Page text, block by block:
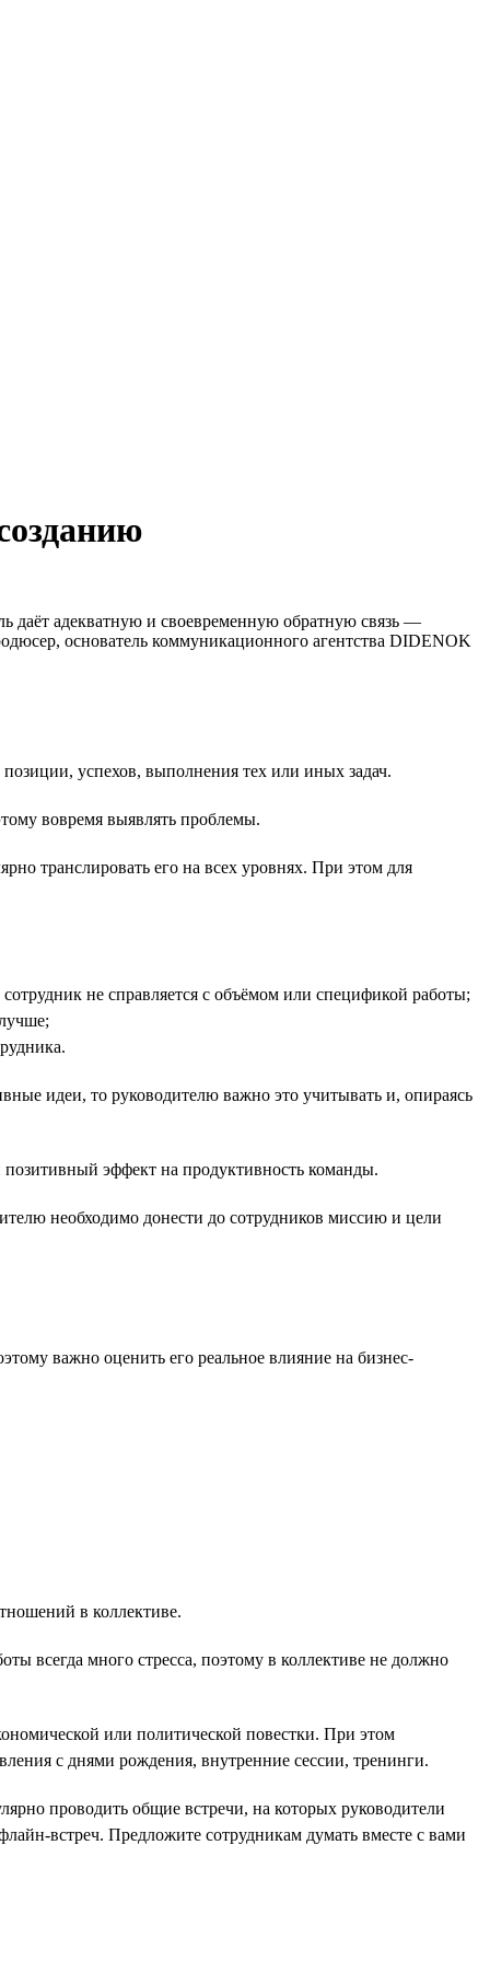
даёт адекватную и своевременную обратную связь —
основатель коммуникационного агентства DIDENOK
успехов, выполнения тех или иных задач.
вовремя выявлять проблемы.
транслировать его на всех уровнях. При этом для
не справляется с объёмом или спецификой работы;
идеи, то руководителю важно это учитывать и, опираясь
позитивный эффект на продуктивность команды.
необходимо донести до сотрудников миссию и цели
важно оценить его реальное влияние на бизнес-
в коллективе.
всегда много стресса, поэтому в коллективе не должно
или политической повестки. При этом
с днями рождения, внутренние сессии, тренинги.
проводить общие встречи, на которых руководители
встреч. Предложите сотрудникам думать вместе с вами